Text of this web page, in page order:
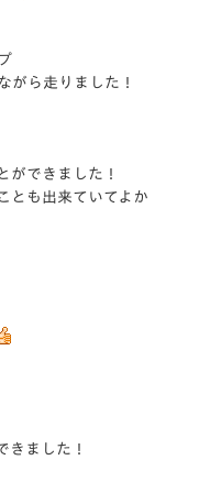
がら走りました！
ができました！
とも出来ていてよか
きました！